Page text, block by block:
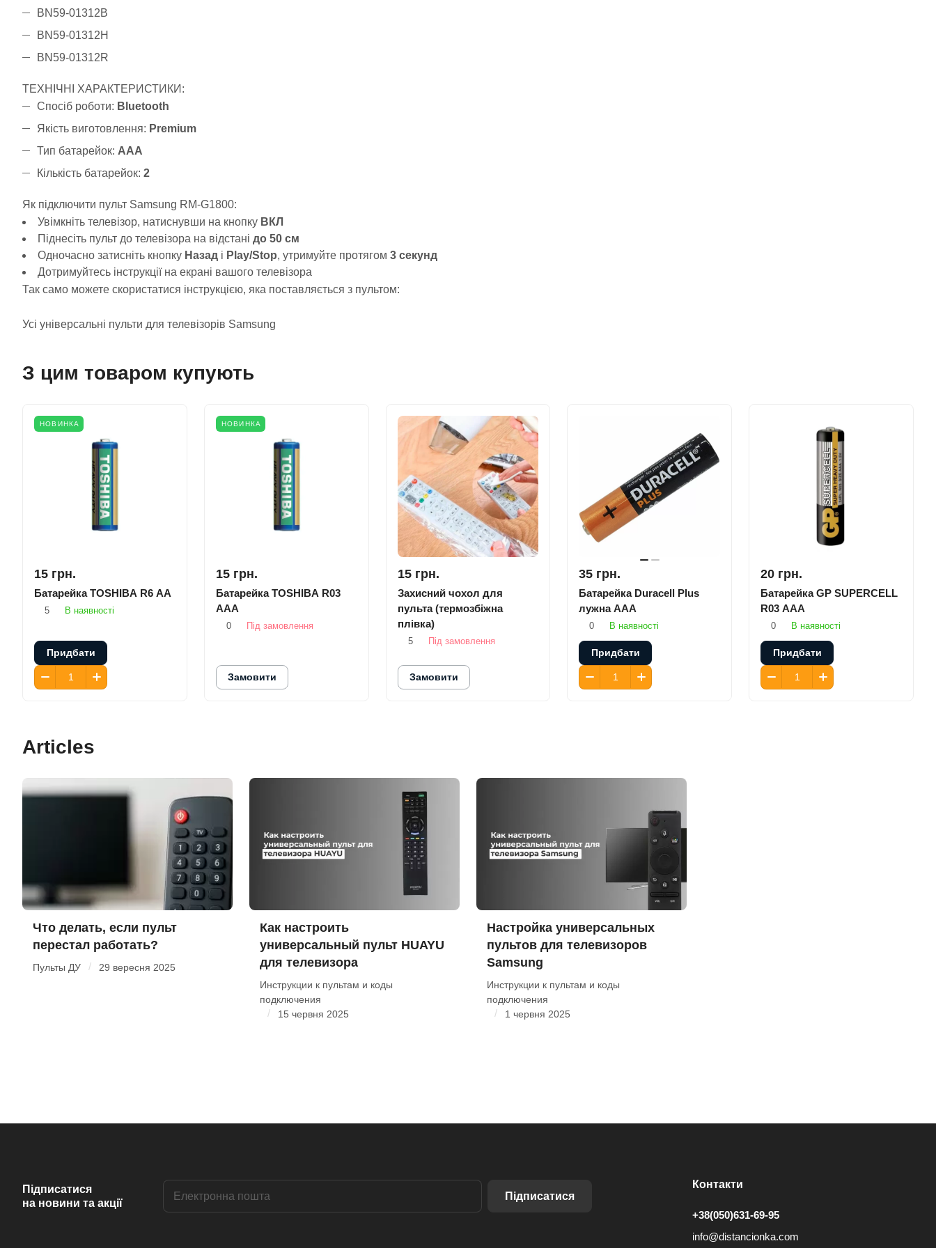
BN59-01312B
BN59-01312H
BN59-01312R
ТЕХНІЧНІ ХАРАКТЕРИСТИКИ:
Спосіб роботи: Bluetooth
Якість виготовлення: Premium
Тип батарейок: ААА
Кількість батарейок: 2
Як підключити пульт Samsung RM-G1800:
Увімкніть телевізор, натиснувши на кнопку ВКЛ
Піднесіть пульт до телевізора на відстані до 50 см
Одночасно затисніть кнопку Назад і Play/Stop, утримуйте протягом 3 секунд
Дотримуйтесь інструкції на екрані вашого телевізора
Так само можете скористатися інструкцією, яка поставляється з пультом:
Усі універсальні пульти для телевізорів Samsung
З цим товаром купують
НОВИНКА
15 грн.
Батарейка TOSHIBA R6 AA
5 В наявності
Придбати
НОВИНКА
15 грн.
Батарейка TOSHIBA R03
AAA
0 Під замовлення
Замовити
15 грн.
Захисний чохол для
пульта (термозбіжна
плівка)
5 Під замовлення
Замовити
35 грн.
Батарейка Duracell Plus
лужна AАA
0 В наявності
Придбати
20 грн.
Батарейка GP SUPERCELL
R03 AAA
0 В наявності
Придбати
Articles
Что делать, если пульт
перестал работать?
Пульты ДУ / 29 вересня 2025
Как настроить
универсальный пульт HUAYU
для телевизора
Инструкции к пультам и коды
подключения
/ 15 червня 2025
Настройка универсальных
пультов для телевизоров
Samsung
Инструкции к пультам и коды
подключения
/ 1 червня 2025
Підписатися
на новини та акції
Підписатися
Контакти
+38(050)631-69-95
info@distancionka.com